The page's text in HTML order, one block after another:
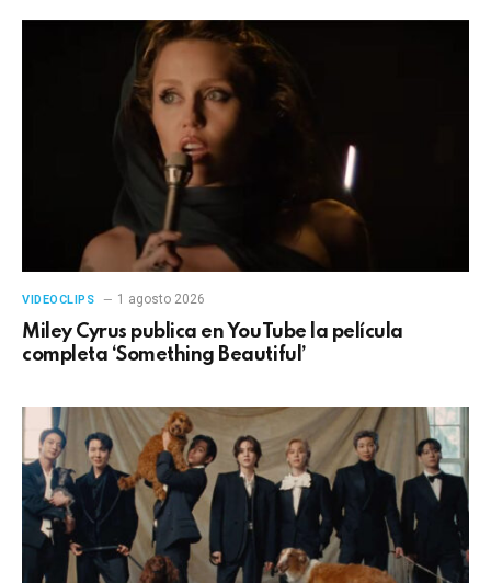
VIDEOCLIPS 1 agosto 2026
Miley Cyrus publica en YouTube la película
completa ‘Something Beautiful’